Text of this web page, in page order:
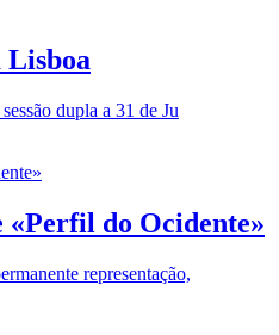
Lisboa
dupla a 31 de Ju
«Perfil do Ocidente»
representação,